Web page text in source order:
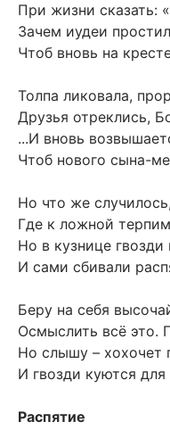
При жизни сказать:
Зачем иудеи
Чтоб вновь на
Толпа ликовала,
Друзья отреклись,
...И вновь
Чтоб нового сына-
Но что же
Где к ложной
Но в кузнице
И сами сбивали
Беру на себя
Осмыслить всё это.
Но слышу – хохочет
И гвозди куются для
Распятие